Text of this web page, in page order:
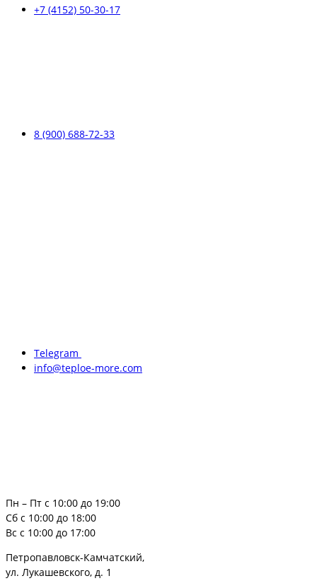
+7 (4152) 50-30-17
8 (900) 688-72-33
Telegram
info@teploe-more.com
Пн – Пт с 10:00 до 19:00
Сб с 10:00 до 18:00
Вс с 10:00 до 17:00
Петропавловск-Камчатский,
ул. Лукашевского, д. 1